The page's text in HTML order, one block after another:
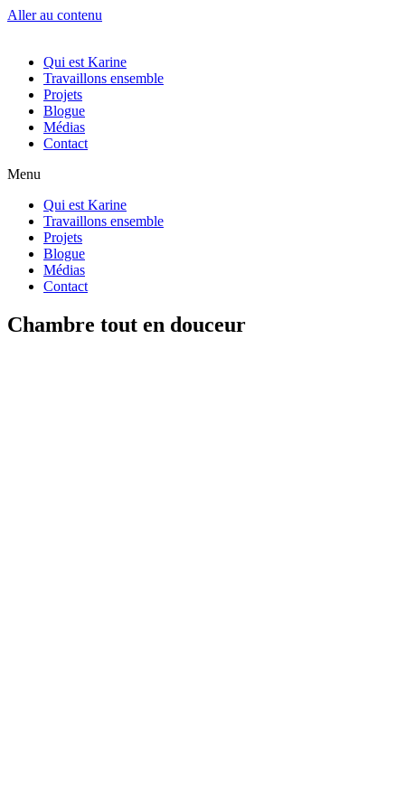
Aller au contenu
Qui est Karine
Travaillons ensemble
Projets
Blogue
Médias
Contact
Menu
Qui est Karine
Travaillons ensemble
Projets
Blogue
Médias
Contact
Chambre tout en douceur